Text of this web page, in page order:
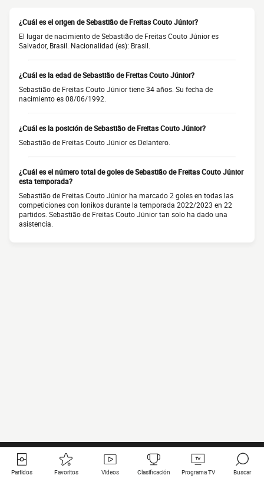
¿Cuál es el origen de Sebastião de Freitas Couto Júnior?
El lugar de nacimiento de Sebastião de Freitas Couto Júnior es
Salvador, Brasil. Nacionalidad (es): Brasil.
¿Cuál es la edad de Sebastião de Freitas Couto Júnior?
Sebastião de Freitas Couto Júnior tiene 34 años. Su fecha de
nacimiento es 08/06/1992.
¿Cuál es la posición de Sebastião de Freitas Couto Júnior?
Sebastião de Freitas Couto Júnior es Delantero.
¿Cuál es el número total de goles de Sebastião de Freitas Couto Júnior
esta temporada?
Sebastião de Freitas Couto Júnior ha marcado 2 goles en todas las
competiciones con Ionikos durante la temporada 2022/2023 en 22
partidos. Sebastião de Freitas Couto Júnior tan solo ha dado una
asistencia.
Partidos Favoritos Videos Clasificación Programa TV Buscar